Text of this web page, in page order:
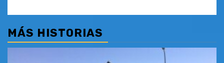
MÁS HISTORIAS